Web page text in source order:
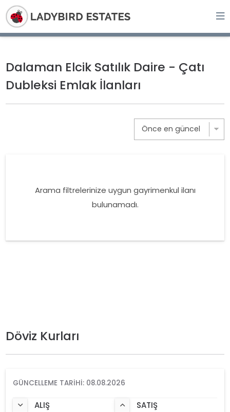
Dalaman Elcik Satılık Daire - Çatı
Dubleksi Emlak İlanları
Arama filtrelerinize uygun gayrimenkul ilanı
bulunamadı.
Döviz Kurları
GÜNCELLEME TARIHI: 08.08.2026
ALIŞ
SATIŞ